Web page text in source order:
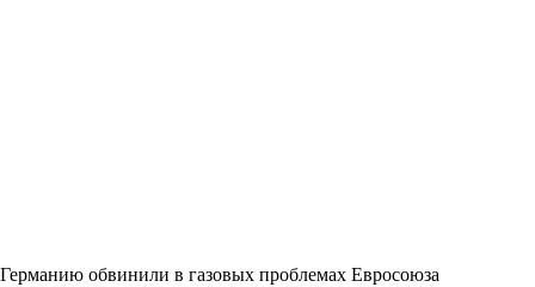
Германию обвинили в газовых проблемах Евросоюза